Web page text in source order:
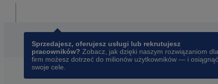
Sprzedajesz, oferujesz usługi lub rekrutujesz
pracowników? Zobacz, jak dzięki naszym rozwiązaniom dla
firm możesz dotrzeć do milionów użytkowników — i osiągnąć
swoje cele.